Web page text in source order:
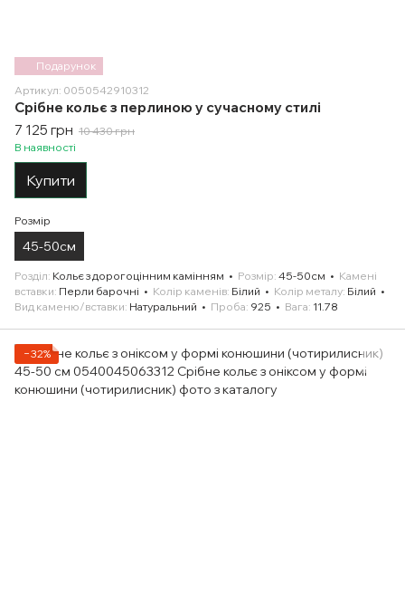
Подарунок
Артикул: 0050542910312
Срібне кольє з перлиною у сучасному стилі
7 125 грн 10 430 грн
В наявності
Купити
Розмір
45-50см
Розділ Кольє з дорогоцінним камінням Розмір 45-50см
Камені
вставки Перли барочні Колір каменів Білий Колір металу Білий
Вид каменю/вставки Натуральний Проба 925 Вага 11.78
−32%